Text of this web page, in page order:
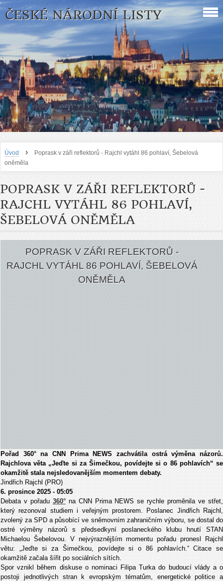
ČESKÉ NÁRODNÍ LISTY
Úvod ›
Poprask v záři reflektorů - Rajchl vytáhl 86 pohlaví, Šebelová
oněměla
POPRASK V ZÁŘI REFLEKTORŮ -
RAJCHL VYTÁHL 86 POHLAVÍ,
ŠEBELOVÁ ONĚMĚLA
POPRASK V ZÁŘI REFLEKTORŮ -
RAJCHL VYTÁHL 86 POHLAVÍ, ŠEBELOVÁ
ONĚMĚLA
Pořad 360° na CNN Prima NEWS zachvátila ostrá výměna názorů.
Rajchlova věta „Jeďte si za Šimečkou, povídejte si o 86 pohlavích“ se
okamžitě stala nejsledovanějším momentem debaty.
Jindřich Rajchl (PRO)
6. prosince 2025 - 05:05
Debata v pořadu 360°na CNN Prima NEWS se rychle proměnila ve střet,
který rezonoval studiem i veřejným prostorem. Poslanec Jindřich Rajchl,
zvolený za SPD a působící ve sněmovním zahraničním výboru, se dostal do
ostré výměny názorů s předsedkyní poslaneckého klubu hnutí STAN
Michaelou Šebelovou. V nejvýraznějším momentu pořadu pronesl Rajchl
větu: „Jeďte si za Šimečkou, povídejte si o 86 pohlavích.“ Citace se
okamžitě začala šířit po sociálních sítích.
Spor vznikl během diskuse o nominaci Filipa Turka do budoucí vlády a o
postoji jednotlivých stran k evropským tématům, energetické politice a